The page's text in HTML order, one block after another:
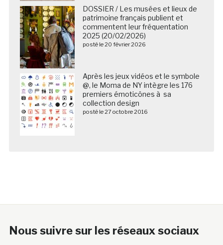
DOSSIER / Les musées et lieux de
patrimoine français publient et
commentent leur fréquentation
2025 (20/02/2026)
posté le 20 février 2026
Après les jeux vidéos et le symbole
@, le Moma de NY intègre les 176
premiers émoticônes à sa
collection design
posté le 27 octobre 2016
Nous suivre sur les réseaux sociaux